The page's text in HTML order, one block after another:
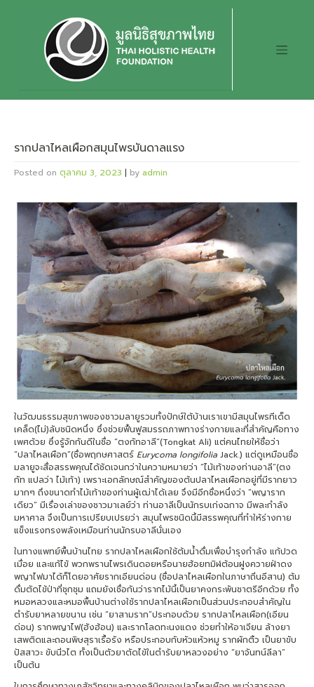
รากปลาไหลเผือกสมุนไพรบันดาลแรง
Posted on ตุลาคม 3, 2023 | by admin
ในวัฒนธรรมสุขภาพของชาวมลายูรวมทั้งปักษ์ใต้บ้านเราเขามีสมุนไพรทีเด็ด
เคล็ด(ไม่)ลับชนิดหนึ่ง ซึ่งช่วยฟื้นฟูสมรรถภาพทางร่างกายและที่สำคัญคือทาง
เพศด้วย ซึ่งรู้จักกันดีในชื่อ “ตงกัทอาลี”(Tongkat Ali) แต่คนไทยให้ชื่อว่า
“ปลาไหลเผือก”(ชื่อพฤกษศาสตร์ Eurycoma longifolia Jack.) แต่ดูเหมือนชื่อ
มลายูจะสื่อสรรพคุณได้ชัดเจนกว่าในความหมายว่า “ไม้เท้าของท่านอาลี”(ตง
กัท แปลว่า ไม้เท้า) เพราะเอกลักษณ์สำคัญของต้นปลาไหลเผือกอยู่ที่มีรากยาว
มากๆ ถึงขนาดทำไม้เท้าของท่านผู้เฒ่าได้เลย จึงมีอีกชื่อหนึ่งว่า ”พญาราก
เดียว” มีเรื่องเล่าของชาวมาเลย์ว่า ท่านอาลีเป็นนักรบเก่งฉกาจ มีพละกำลัง
มหาศาล จึงเป็นการเปรียบเปรยว่า สมุนไพรชนิดนี้มีสรรพคุณที่ทำให้ร่างกาย
แข็งแรงทรงพลังเหมือนท่านนักรบอาลีนั่นเอง
ในทางแพทย์พื้นบ้านไทย รากปลาไหลเผือกใช้ต้มน้ำดื่มเพื่อบำรุงกำลัง แก้ปวด
เมื่อย และแก้ไข้ พวกพรานไพรเดินดอยหรือนายฮ้อยทมิฬต้อนฝูงควายฝ่าดง
พญาไฟมาได้ก็โดยอาศัยรากเอียนด่อน (ชื่อปลาไหลเผือกในภาษาถิ่นอีสาน) ต้ม
ดื่มตัดไข้ป่าที่ชุกชุม แถมยังเชื่อกันว่ารากไม้นี้เป็นยาคงกระพันชาตรีอีกด้วย ทั้ง
หมอหลวงและหมอพื้นบ้านต่างใช้รากปลาไหลเผือกเป็นส่วนประกอบสำคัญใน
ตำรับยาหลายขนาน เช่น “ยาสามราก”ประกอบด้วย รากปลาไหลเผือก(เอียน
ด่อน) รากพญาไฟ(ฮังฮ้อน) และรากโลดทะนงแดง ช่วยทำให้อาเจียน ล้างยา
เสพติดและถอนพิษสุราเรื้อรัง หรือประกอบกับหัวแห้วหมู รากผักติ้ว เป็นยาขับ
ปัสสาวะ ขับนิ่วไต ทั้งเป็นตัวยาตัดไข้ในตำรับยาหลวงอย่าง “ยาจันทน์ลีลา”
เป็นต้น